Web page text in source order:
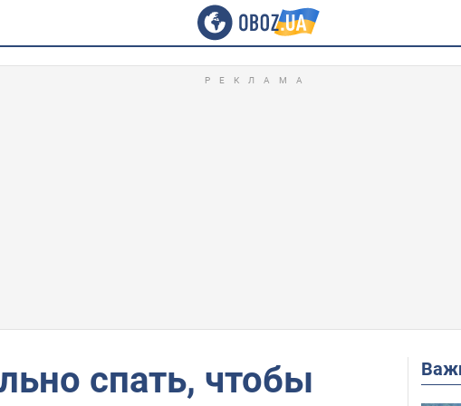
спать, чтобы